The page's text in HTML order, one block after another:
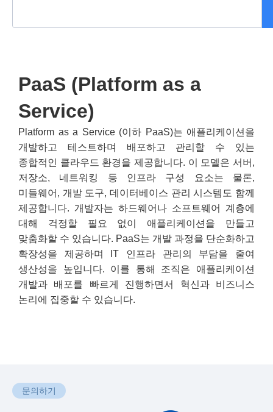
PaaS (Platform as a
Service)
Platform as a Service (이하 PaaS)는 애플리케이션을
개발하고 테스트하며 배포하고 관리할 수 있는
종합적인 클라우드 환경을 제공합니다. 이 모델은 서버,
저장소, 네트워킹 등 인프라 구성 요소는 물론,
미들웨어, 개발 도구, 데이터베이스 관리 시스템도 함께
제공합니다. 개발자는 하드웨어나 소프트웨어 계층에
대해 걱정할 필요 없이 애플리케이션을 만들고
맞춤화할 수 있습니다. PaaS는 개발 과정을 단순화하고
확장성을 제공하며 IT 인프라 관리의 부담을 줄여
생산성을 높입니다. 이를 통해 조직은 애플리케이션
개발과 배포를 빠르게 진행하면서 혁신과 비즈니스
논리에 집중할 수 있습니다.
문의하기